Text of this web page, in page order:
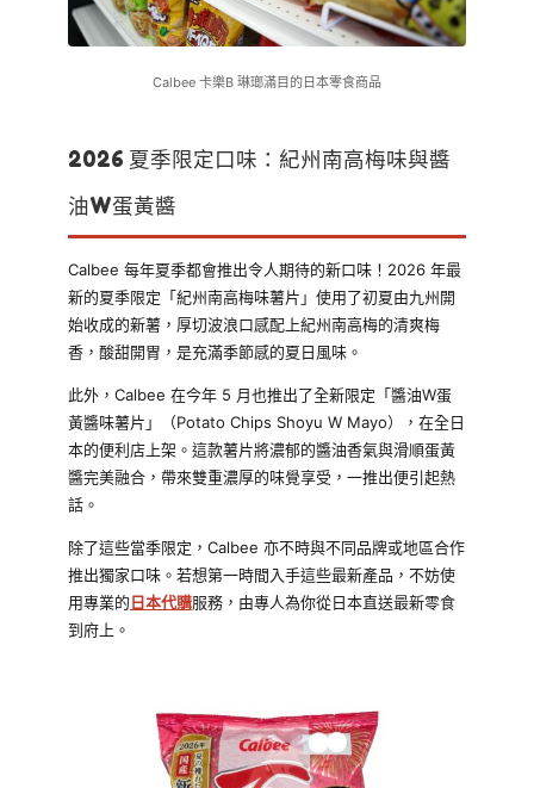
Calbee 卡樂B 琳瑯滿目的日本零食商品
2026 夏季限定口味：紀州南高梅味與醬
油W蛋黃醬
Calbee 每年夏季都會推出令人期待的新口味！2026 年最
新的夏季限定「紀州南高梅味薯片」使用了初夏由九州開
始收成的新薯，厚切波浪口感配上紀州南高梅的清爽梅
香，酸甜開胃，是充滿季節感的夏日風味。
此外，Calbee 在今年 5 月也推出了全新限定「醬油W蛋
黃醬味薯片」（Potato Chips Shoyu W Mayo），在全日
本的便利店上架。這款薯片將濃郁的醬油香氣與滑順蛋黃
醬完美融合，帶來雙重濃厚的味覺享受，一推出便引起熱
話。
除了這些當季限定，Calbee 亦不時與不同品牌或地區合作
推出獨家口味。若想第一時間入手這些最新產品，不妨使
用專業的日本代購服務，由專人為你從日本直送最新零食
到府上。